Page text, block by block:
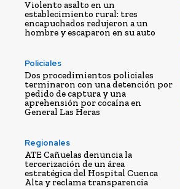
Violento asalto en un
establecimiento rural: tres
encapuchados redujeron a un
hombre y escaparon en su auto
Policiales
Dos procedimientos policiales
terminaron con una detención por
pedido de captura y una
aprehensión por cocaína en
General Las Heras
Regionales
ATE Cañuelas denuncia la
tercerización de un área
estratégica del Hospital Cuenca
Alta y reclama transparencia